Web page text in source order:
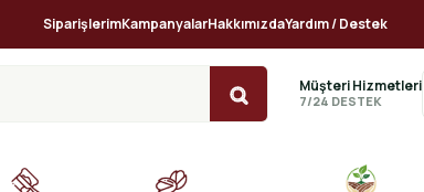
SiparişlerimKampanyalarHakkımızdaYardım / Destek
Müşteri Hizmetleri
7/24 DESTEK